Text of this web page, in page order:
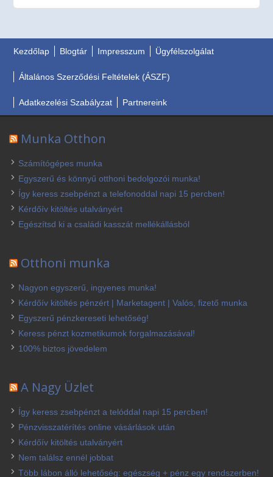
Kezdőlap Blogtár Impresszum Ügyfélszolgálat
Általános Szerződési Feltételek (ÁSZF)
Adatkezelési Szabályzat Partnereink
Munka Otthon
Számítógépes munka
Egyszerű és könnyű otthoni bedolgozói munka!
Így keress zsebpénzt a telefonoddal napi 15 percben!
Kérdőív kitöltés utalványért
Egészítsd ki a családi kasszát mellékállásból
Otthoni munka
Nagyon egyszerű, ingyenes munka!
Kérdőív kitöltés pénzért | Marketagent | Valós, fizető munka
Egyszerű pénzkereseti lehetőség!
Keress pénzt kozmetikumok forgalmazásával!
100% biztos jövedelem
A Nagy Üzlet
Így keress zsebpénzt a telóddal napi 15 percben!
Pénzvisszatérítés online vásárlások után
Kérdőív kitöltés utalványért
Nem találsz ennél jobbat
Több lábon álló lehetőség: egészség + pénz egy rendszerben!